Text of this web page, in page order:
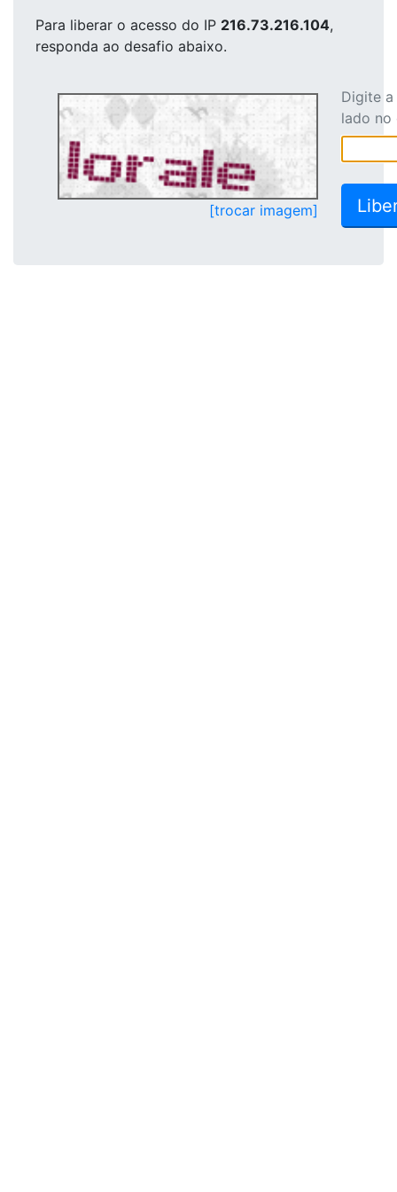
Para liberar o acesso do IP 216.73.216.104,
responda ao desafio abaixo.
[trocar imagem]
Digite
lado no